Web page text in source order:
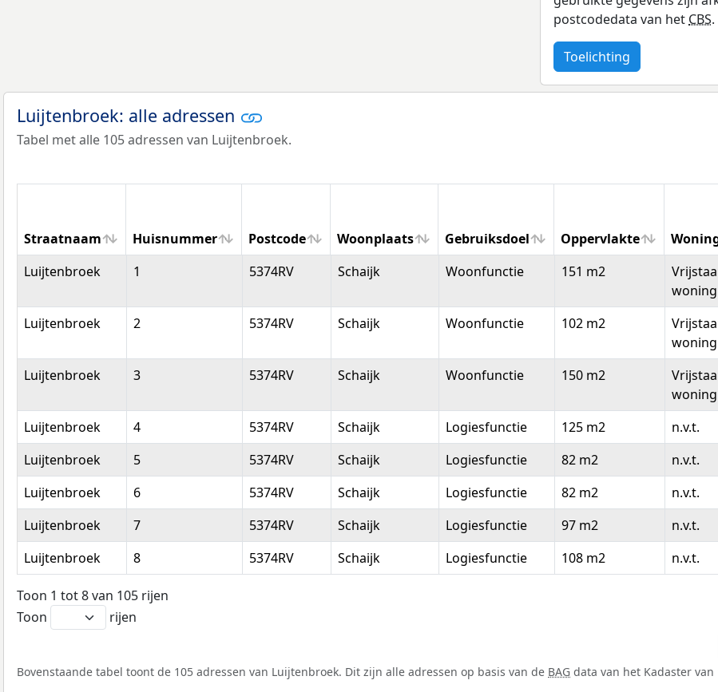
postcodedata van het CBS.
Toelichting
Luijtenbroek: alle adressen
Tabel met alle 105 adressen van Luijtenbroek.
Straatnaam Huisnummer Postcode Woonplaats Gebruiksdoel Oppervlakte
Straatnaam
Huisnummer Postcode Woonplaats Gebruiksdoel Oppervlakte
Luijtenbroek 1 5374RV Schaijk Woonfunctie 151 m2
woning
Luijtenbroek 2 5374RV Schaijk Woonfunctie 102 m2
woning
Luijtenbroek 3 5374RV Schaijk Woonfunctie 150 m2
woning
Luijtenbroek 4 5374RV Schaijk Logiesfunctie 125 m2 n.v.t.
Luijtenbroek
5 5374RV Schaijk Logiesfunctie 82 m2 n.v.t.
Luijtenbroek
6 5374RV Schaijk Logiesfunctie 82 m2 n.v.t.
Luijtenbroek
7 5374RV Schaijk Logiesfunctie 97 m2 n.v.t.
Luijtenbroek
8 5374RV Schaijk Logiesfunctie 108 m2 n.v.t.
Toon 1 tot 8 van 105 rijen
Toon
rijen
Bovenstaande tabel toont de 105 adressen van Luijtenbroek. Dit zijn alle adressen op basis van de BAG data van het Kadaster van